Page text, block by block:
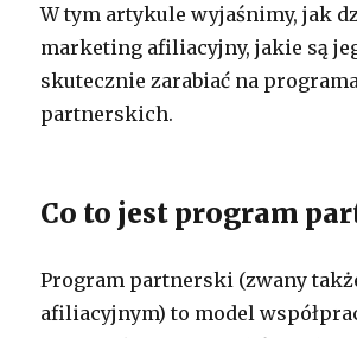
W tym artykule wyjaśnimy, jak
marketing afiliacyjny, jakie są
skutecznie zarabiać na
partnerskich.
Co to jest program
Program partnerski (zwany
afiliacyjnym) to model